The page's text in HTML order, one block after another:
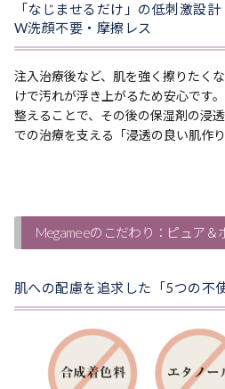
「なじませるだけ」の低刺激設計
W洗顔不要・摩擦レス
注入治療後など、肌を強く擦りたく
けで汚れが浮き上がるため安心です
整えることで、その後の保湿剤の浸
での治療を支える「浸透の良い肌作
Megameeのこだわり：ピュア＆
肌への配慮を追求した「5つの不使